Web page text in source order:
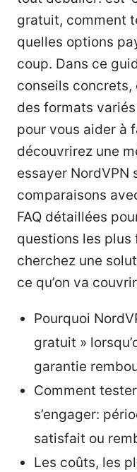
gratuit, comment
quelles options
coup. Dans ce
conseils
des formats
pour vous aider à
découvrirez une
essayer NordVPN
comparaisons
FAQ détaillées
questions les plus
cherchez une
ce qu’on va
Pourquoi
gratuit »
garantie
Comment
s’engager:
satisfait ou
Les coûts, les